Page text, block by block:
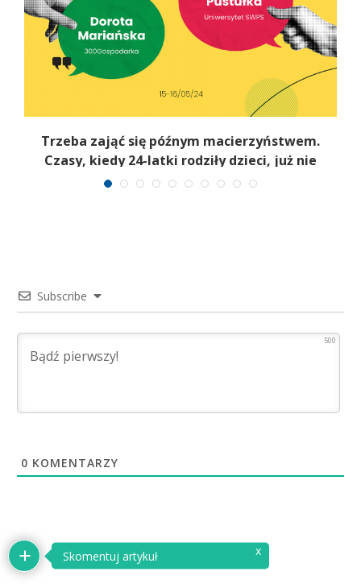
Trzeba zająć się późnym macierzyństwem.
Czasy, kiedy 24-latki rodziły dzieci, już nie
wrócą [WIDEO]
Subscribe
500
0 KOMENTARZY
Skomentuj artykuł x